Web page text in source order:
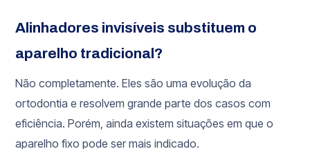
Alinhadores invisíveis substituem o
aparelho tradicional?
Não completamente. Eles são uma evolução da
ortodontia e resolvem grande parte dos casos com
eficiência. Porém, ainda existem situações em que o
aparelho fixo pode ser mais indicado.